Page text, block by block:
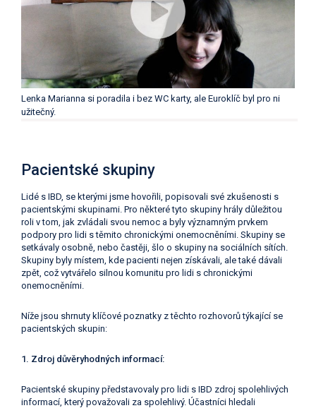
Lenka Marianna si poradila i bez WC karty, ale Euroklíč byl pro ni
užitečný.
Pacientské skupiny
Lidé s IBD, se kterými jsme hovořili, popisovali své zkušenosti s
pacientskými skupinami. Pro některé tyto skupiny hrály důležitou
roli v tom, jak zvládali svou nemoc a byly významným prvkem
podpory pro lidi s těmito chronickými onemocněními. Skupiny se
setkávaly osobně, nebo častěji, šlo o skupiny na sociálních sítích.
Skupiny byly místem, kde pacienti nejen získávali, ale také dávali
zpět, což vytvářelo silnou komunitu pro lidi s chronickými
onemocněními.
Níže jsou shrnuty klíčové poznatky z těchto rozhovorů týkající se
pacientských skupin:
1. Zdroj důvěryhodných informací:
Pacientské skupiny představovaly pro lidi s IBD zdroj spolehlivých
informací, který považovali za spolehlivý. Účastníci hledali